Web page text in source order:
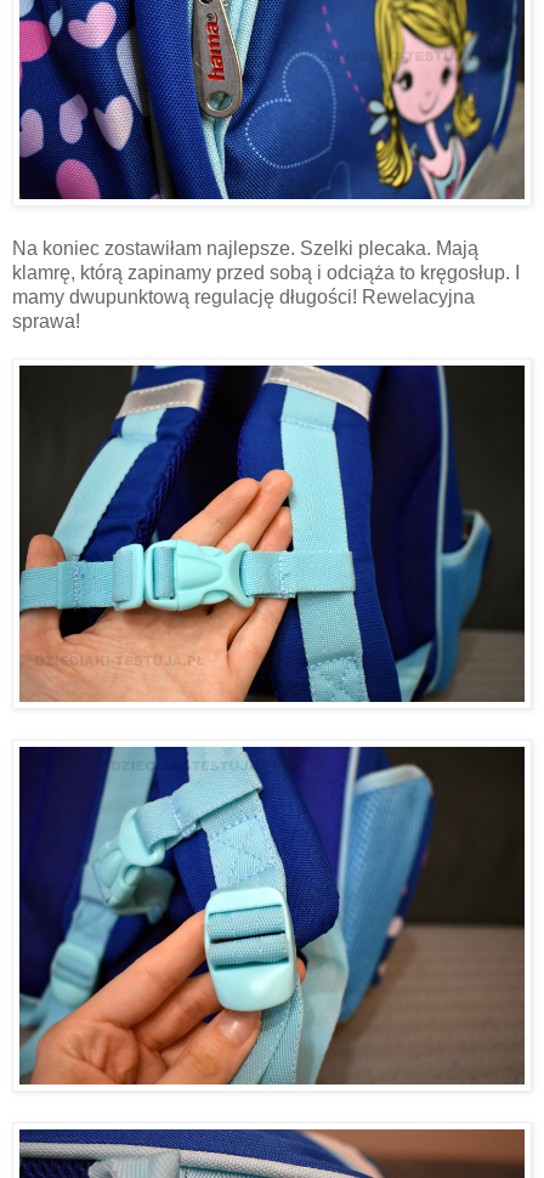
Na koniec zostawiłam najlepsze. Szelki plecaka. Mają
klamrę, którą zapinamy przed sobą i odciąża to kręgosłup. I
mamy dwupunktową regulację długości! Rewelacyjna
sprawa!